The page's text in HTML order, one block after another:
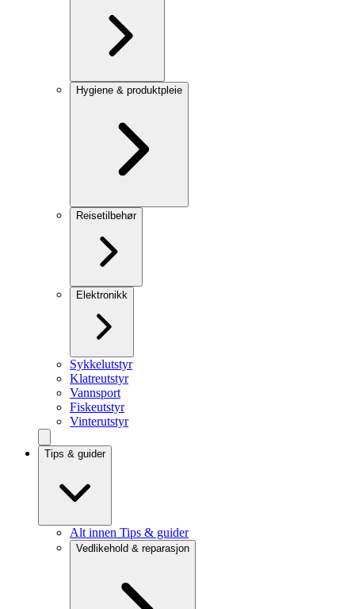
Hygiene & produktpleie
Reisetilbehør
Elektronikk
Sykkelutstyr
Klatreutstyr
Vannsport
Fiskeutstyr
Vinterutstyr
Tips & guider
Alt innen Tips & guider
Vedlikehold & reparasjon